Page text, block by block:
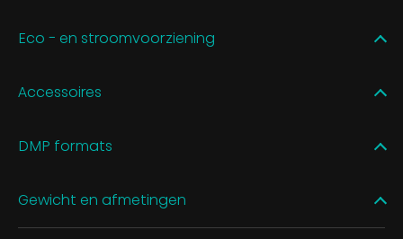
Eco - en stroomvoorziening
Accessoires
DMP formats
Gewicht en afmetingen